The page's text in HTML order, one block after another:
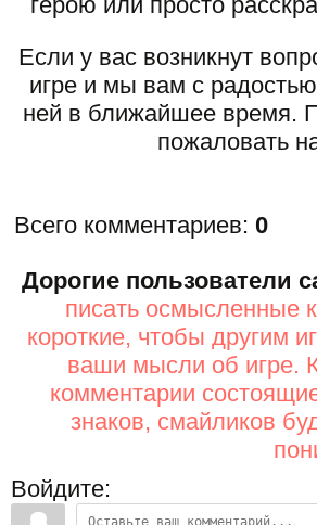
Если у вас возникнут
игре и мы вам с
ней в ближайшее время.
пожаловать
Всего комментариев: 0
Дорогие пользователи
писать осмысленные
короткие, чтобы другим
ваши мысли об игре.
комментарии
знаков, смайликов
Войдите: